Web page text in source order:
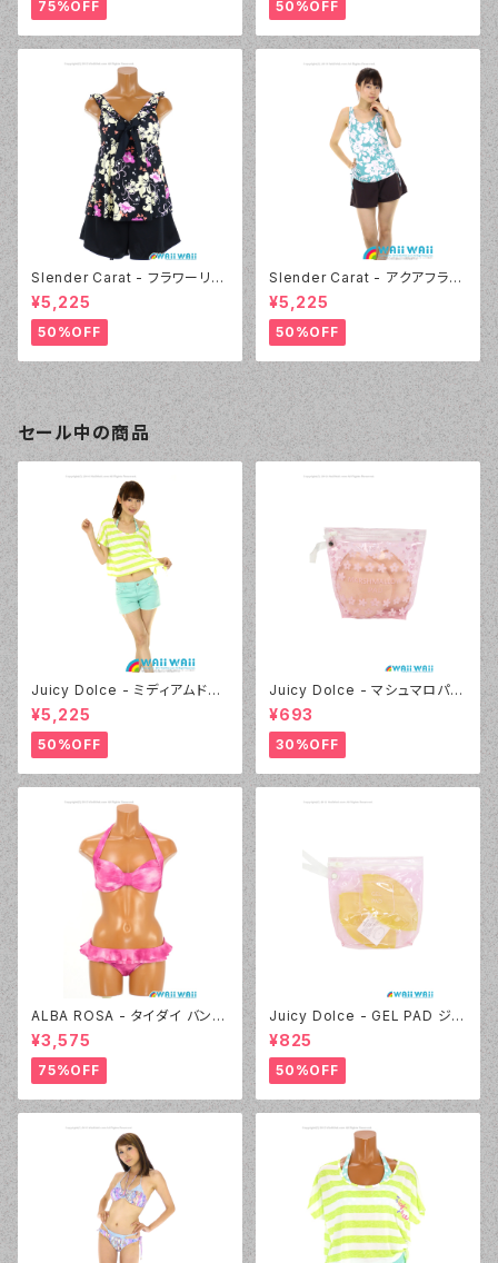
75%OFF 50%OFF
Slender Carat - フラワーリボ
ン タンキニ（3025 - 05:ブラッ
ク）
¥5,225
50%OFF
Slender Carat - アクアフラワ
ー タンキニ（3024 - 60:グリー
ン）
¥5,225
50%OFF
セール中の商品
Juicy Dolce - ミディアムドッ
ト（4412 - 60:グリーン）
¥5,225
50%OFF
Juicy Dolce - マシュマロパッ
ド（032 - 40:イエロー）
¥693
30%OFF
ALBA ROSA - タイダイ バンド
ゥ（14407 - 12:ピンク）
¥3,575
75%OFF
Juicy Dolce - GEL PAD ジェ
ルパッド（030 - 40:イエロー）
¥825
50%OFF